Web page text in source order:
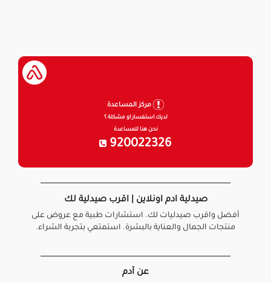
مركز المساعدة
لديك استفسار او مشكلة ؟
نحن هنا للمساعدة
920022326
صيدلية ادم اونلاين | اقرب صيدلية لك
أفضل واقرب صيدليات لك. استشارات طبية مع عروض على
منتجات الجمال والعناية بالبشرة. استمتعي بتجربة الشراء.
عن آدم